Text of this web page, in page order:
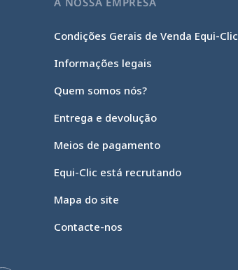
Condições Gerais de Venda Equi-Clic
Informações legais
Quem somos nós?
Entrega e devolução
Meios de pagamento
Equi-Clic está recrutando
Mapa do site
Contacte-nos